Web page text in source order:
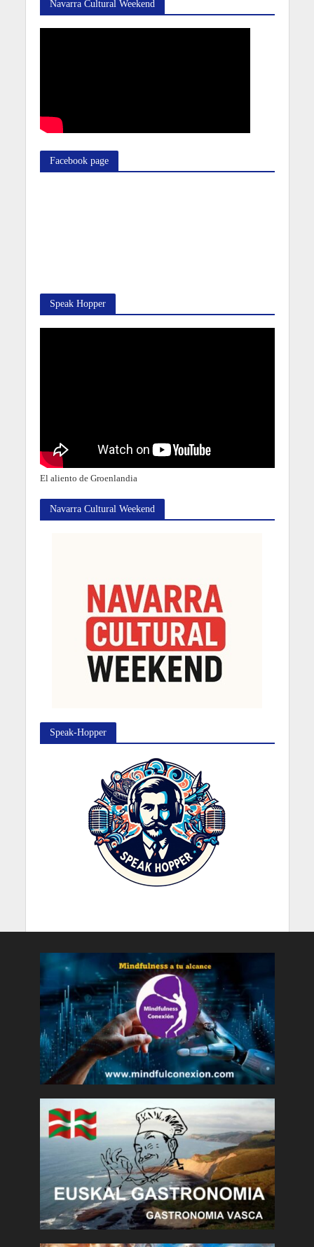
Navarra Cultural Weekend
Facebook page
Speak Hopper
El aliento de Groenlandia
Navarra Cultural Weekend
Speak-Hopper